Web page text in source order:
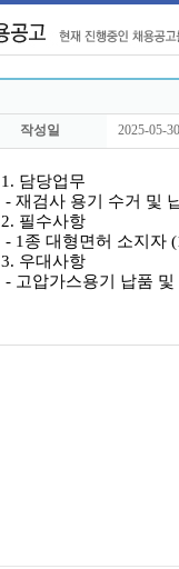
작성일 2025-05-30
1. 담당업무
- 재검사 용기 수거 및
2. 필수사항
- 1종 대형면허 소지자
3. 우대사항
- 고압가스용기 납품